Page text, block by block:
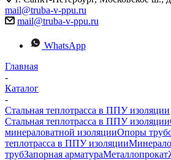
mail@truba-v-ppu.ru
mail@truba-v-ppu.ru
WhatsApp
Главная
-
Каталог
-
Стальная теплотрасса в ППУ изоляции
Стальная теплотрасса в ППУ изоляции
минераловатной изоляцииОпоры
теплотрасса в ППУ изоляции
трубЗапорная арматураМеталлопрокат